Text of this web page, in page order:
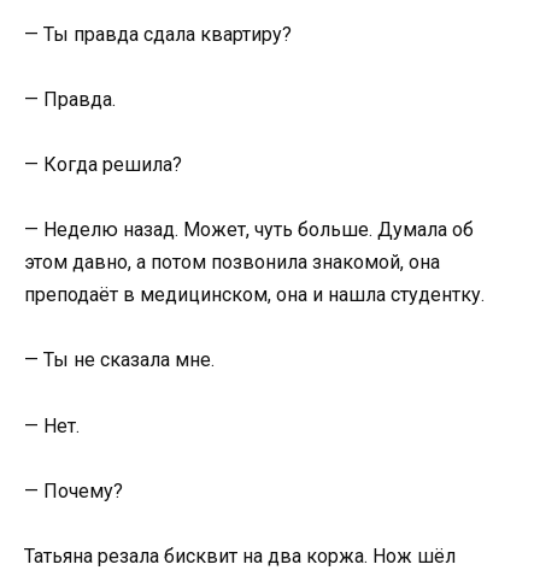
— Ты правда сдала квартиру?
— Правда.
— Когда решила?
— Неделю назад. Может, чуть больше. Думала об
этом давно, а потом позвонила знакомой, она
преподаёт в медицинском, она и нашла студентку.
— Ты не сказала мне.
— Нет.
— Почему?
Татьяна резала бисквит на два коржа. Нож шёл